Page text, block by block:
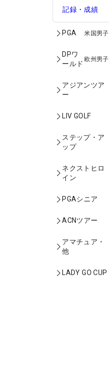
記録・成績
PGA 米国男子
DPワ
ールド
欧州男子
アジアンツア
ー
LIV GOLF
ステップ・ア
ップ
ネクストヒロ
イン
PGAシニア
ACNツアー
アマチュア・
他
LADY GO CUP